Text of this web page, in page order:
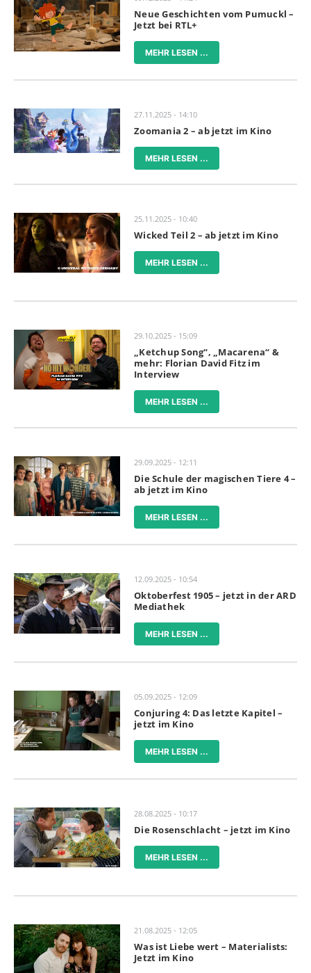
Neue Geschichten vom Pumuckl –
Jetzt bei RTL+
MEHR LESEN ...
27.11.2025 - 14:10
Zoomania 2 – ab jetzt im Kino
MEHR LESEN ...
25.11.2025 - 10:40
Wicked Teil 2 – ab jetzt im Kino
MEHR LESEN ...
29.10.2025 - 15:09
„Ketchup Song“, „Macarena“ &
mehr: Florian David Fitz im
Interview
MEHR LESEN ...
29.09.2025 - 12:11
Die Schule der magischen Tiere 4 –
ab jetzt im Kino
MEHR LESEN ...
12.09.2025 - 10:54
Oktoberfest 1905 – jetzt in der ARD
Mediathek
MEHR LESEN ...
05.09.2025 - 12:09
Conjuring 4: Das letzte Kapitel –
jetzt im Kino
MEHR LESEN ...
28.08.2025 - 10:17
Die Rosenschlacht – jetzt im Kino
MEHR LESEN ...
21.08.2025 - 12:05
Was ist Liebe wert – Materialists:
Jetzt im Kino